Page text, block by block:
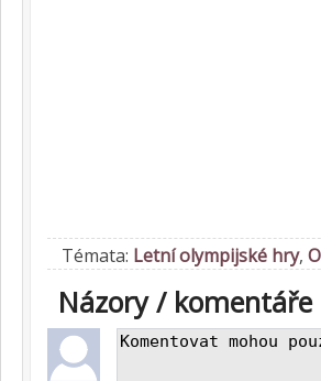
Témata: Letní olympijské hry,
Názory / komentáře